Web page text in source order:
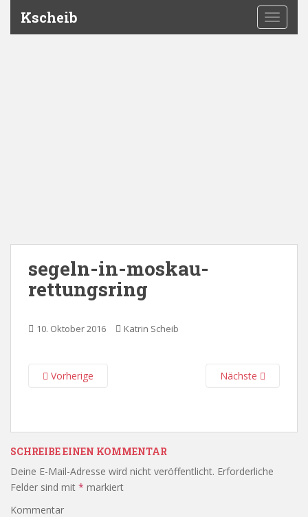
Kscheib
segeln-in-moskau-
rettungsring
10. Oktober 2016 Katrin Scheib
Vorherige Nächste
SCHREIBE EINEN KOMMENTAR
Deine E-Mail-Adresse wird nicht veröffentlicht. Erforderliche
Felder sind mit * markiert
Kommentar